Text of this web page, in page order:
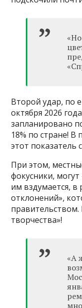
Второй удар, по
октября 2026
запланировано
18% по стране! В
этот показатель
При этом,
фокусники,
им вздумается,
отклонений»,
правительством.
творчества»!
«А